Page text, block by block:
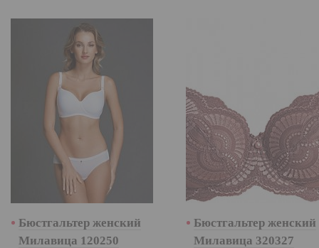
Бюстгальтер женский
Милавица 120250
Бюстгальтер женский
Милавица 320327